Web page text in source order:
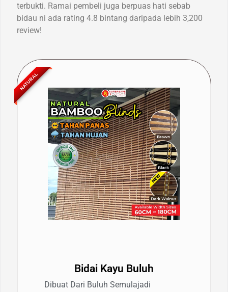
terbukti. Ramai pembeli juga berpuas hati sebab
bidau ni ada rating 4.8 bintang daripada lebih 3,200
review!
NATURAL
Bidai Kayu Buluh
Dibuat Dari Buluh Semulajadi